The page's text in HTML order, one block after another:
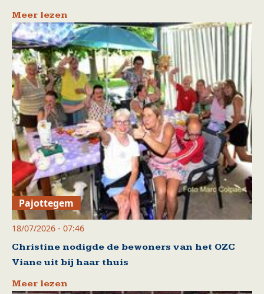
Meer lezen
Pajottegem
18/07/2026 - 07:46
Christine nodigde de bewoners van het OZC
Viane uit bij haar thuis
Meer lezen